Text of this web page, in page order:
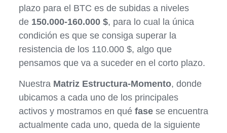
plazo para el BTC es de subidas a niveles
de 150.000-160.000 $, para lo cual la única
condición es que se consiga superar la
resistencia de los 110.000 $, algo que
pensamos que va a suceder en el corto plazo.
Nuestra Matriz Estructura-Momento, donde
ubicamos a cada uno de los principales
activos y mostramos en qué fasese encuentra
actualmente cada uno, queda de la siguiente